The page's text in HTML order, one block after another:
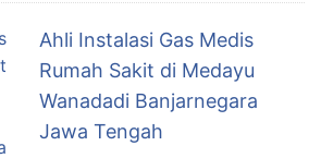
Ahli Instalasi Gas Medis
Rumah Sakit di Medayu
Wanadadi Banjarnegara
Jawa Tengah